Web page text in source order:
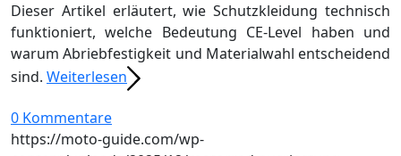
Dieser Artikel erläutert, wie Schutzkleidung technisch
funktioniert, welche Bedeutung CE-Level haben und
warum Abriebfestigkeit und Materialwahl entscheidend
sind. Weiterlesen
0 Kommentare
https://moto-guide.com/wp-